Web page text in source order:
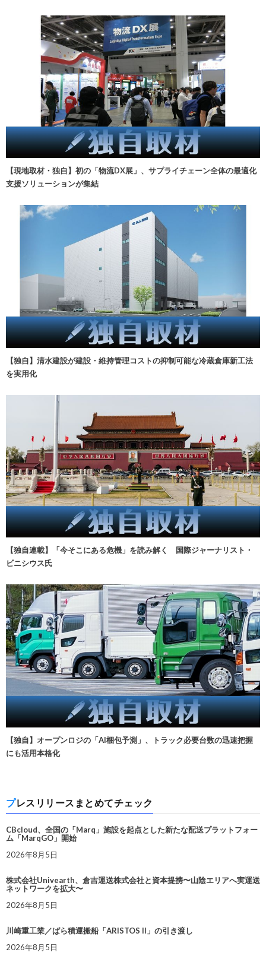
【現地取材・独自】初の「物流DX展」、サプライチェーン全体の最適化
支援ソリューションが集結
【独自】清水建設が建設・維持管理コストの抑制可能な冷蔵倉庫新工法
を実用化
【独自連載】「今そこにある危機」を読み解く 国際ジャーナリスト・
ビニシウス氏
【独自】オープンロジの「AI梱包予測」、トラック必要台数の迅速把握
にも活用本格化
プレスリリースまとめてチェック
CBcloud、全国の「Marq」施設を起点とした新たな配送プラットフォー
ム「MarqGO」開始
2026年8月5日
株式会社Univearth、倉吉運送株式会社と資本提携〜山陰エリアへ実運送
ネットワークを拡大〜
2026年8月5日
川崎重工業／ばら積運搬船「ARISTOS II」の引き渡し
2026年8月5日